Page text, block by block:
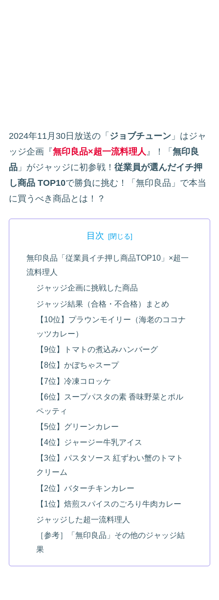
2024年11月30日放送の「 ジョブチューン 」はジャ
ッジ企画『無印良品×超一流料理人 』！「 無印良
品 」がジャッジに初参戦！ 従業員が選んだイチ押
し商品 TOP10で勝負に挑む！「無印良品」で本当
に買うべき商品とは！？
目次
無印良品「従業員イチ押し商品TOP10」×超一
流料理人
ジャッジ企画に挑戦した商品
ジャッジ結果（合格・不合格）まとめ
【10位】プラウンモイリー（海老のココナ
ッツカレー）
【9位】トマトの煮込みハンバーグ
【8位】かぼちゃスープ
【7位】冷凍コロッケ
【6位】スープパスタの素 香味野菜とポル
ペッティ
【5位】グリーンカレー
【4位】ジャージー牛乳アイス
【3位】パスタソース 紅ずわい蟹のトマト
クリーム
【2位】バターチキンカレー
【1位】焙煎スパイスのごろり牛肉カレー
ジャッジした超一流料理人
［参考］「無印良品」その他のジャッジ結
果